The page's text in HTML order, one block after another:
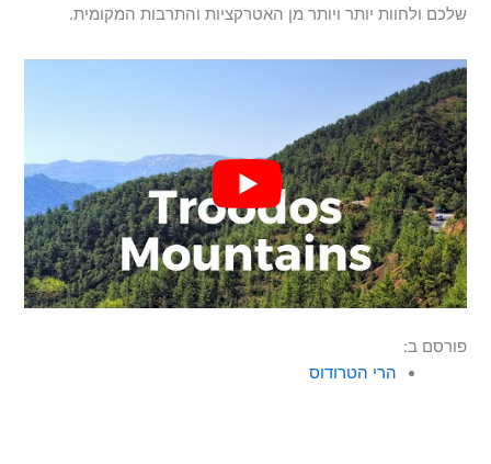
שלכם ולחוות יותר ויותר מן האטרקציות והתרבות המקומית.
פורסם ב:
הרי הטרודוס